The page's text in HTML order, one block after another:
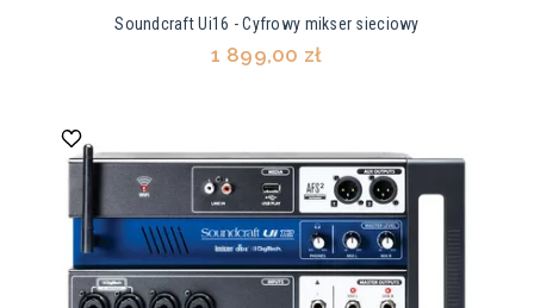
Soundcraft Ui16 - Cyfrowy mikser sieciowy
1 899,00 zł